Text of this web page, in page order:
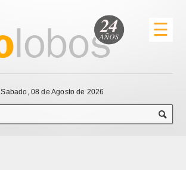
☰
Sabado, 08 de Agosto de 2026